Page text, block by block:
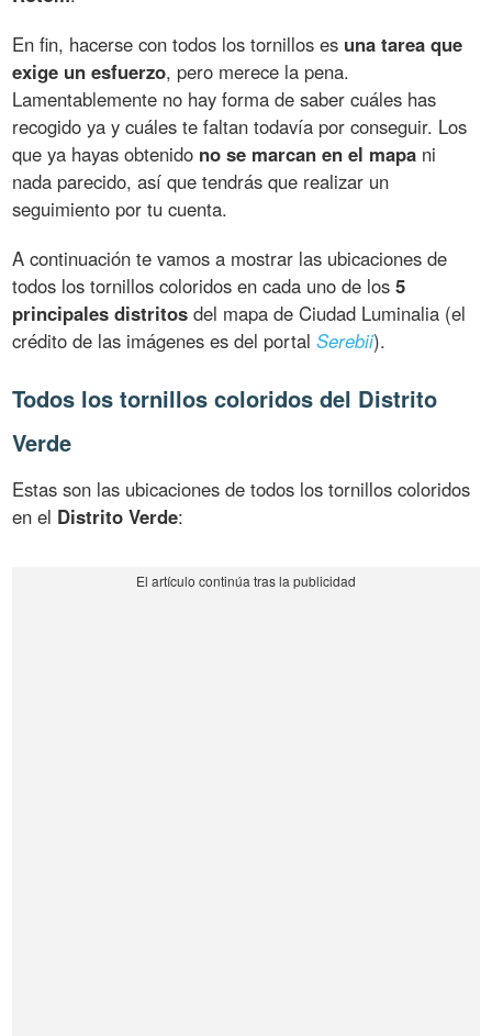
En fin, hacerse con todos los tornillos es una tarea que
exige un esfuerzo, pero merece la pena.
Lamentablemente no hay forma de saber cuáles has
recogido ya y cuáles te faltan todavía por conseguir. Los
que ya hayas obtenido no se marcan en el mapa ni
nada parecido, así que tendrás que realizar un
seguimiento por tu cuenta.
A continuación te vamos a mostrar las ubicaciones de
todos los tornillos coloridos en cada uno de los5
principales distritos del mapa de Ciudad Luminalia (el
crédito de las imágenes es del portalSerebii).
Todos los tornillos coloridos del Distrito
Verde
Estas son las ubicaciones de todos los tornillos coloridos
en el Distrito Verde: